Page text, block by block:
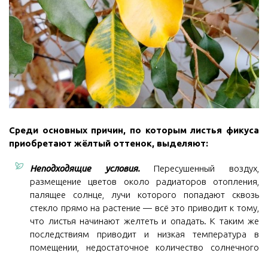
Среди основных причин, по которым листья фикуса
приобретают жёлтый оттенок, выделяют:
Неподходящие условия.Пересушенный воздух,
размещение цветов около радиаторов отопления,
палящее солнце, лучи которого попадают сквозь
стекло прямо на растение — всё это приводит к тому,
что листья начинают желтеть и опадать. К таким же
последствиям приводит и низкая температура в
помещении, недостаточное количество солнечного